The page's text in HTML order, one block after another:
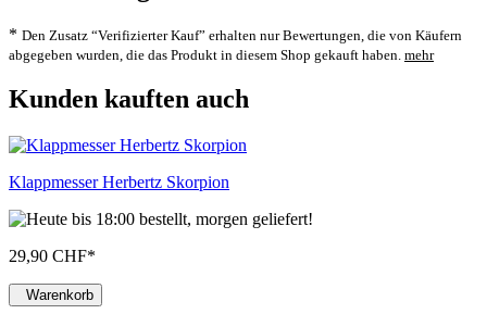
* Den Zusatz “Verifizierter Kauf” erhalten nur Bewertungen, die von Käufern
abgegeben wurden, die das Produkt in diesem Shop gekauft haben. mehr
Kunden kauften auch
Klappmesser Herbertz Skorpion
29,90 CHF*
Warenkorb